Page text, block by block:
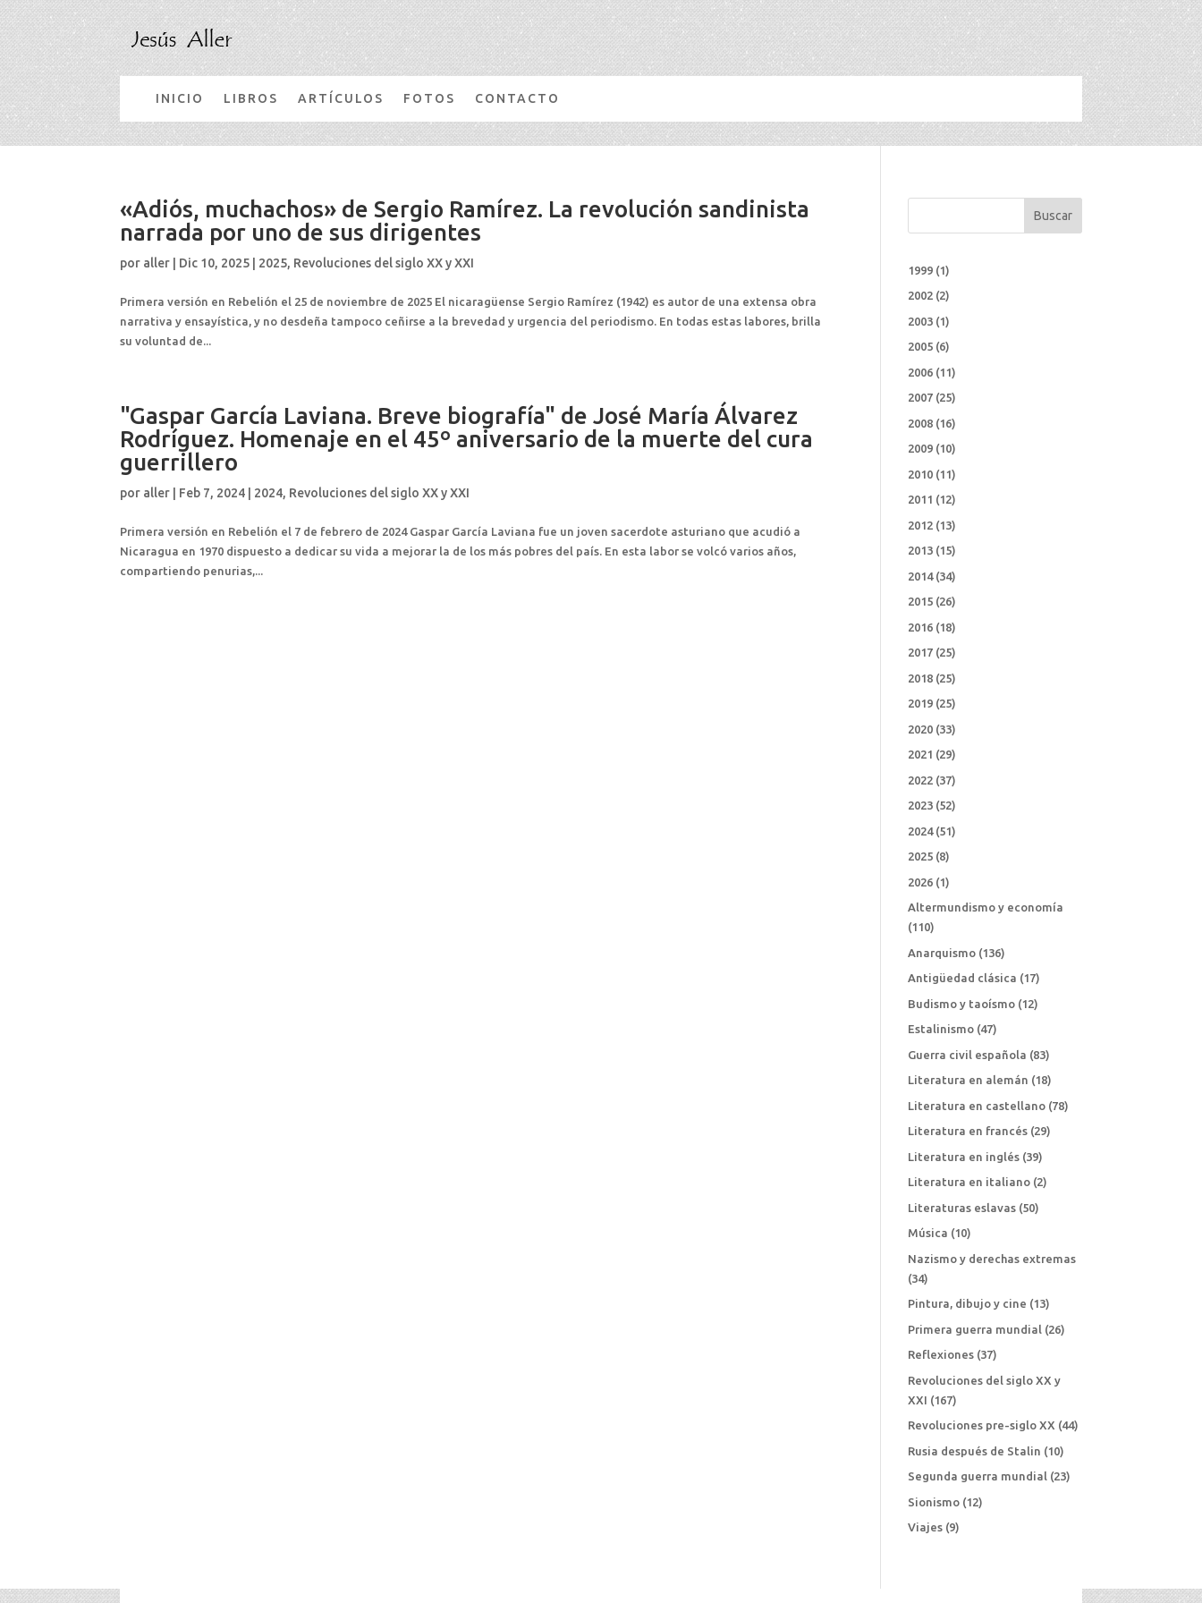
INICIO LIBROS ARTÍCULOS FOTOS CONTACTO
«Adiós, muchachos» de Sergio Ramírez. La revolución sandinista
narrada por uno de sus dirigentes
por aller Dic 10, 2025 2025, Revoluciones del siglo XX y XXI
Primera versión en Rebelión el 25 de noviembre de 2025 El nicaragüense Sergio Ramírez (1942) es autor de una extensa obra
narrativa y ensayística, y no desdeña tampoco ceñirse a la brevedad y urgencia del periodismo. En todas estas labores, brilla
su voluntad de...
"Gaspar García Laviana. Breve biografía" de José María Álvarez
Rodríguez. Homenaje en el 45º aniversario de la muerte del cura
guerrillero
por aller Feb 7, 2024 2024, Revoluciones del siglo XX y XXI
Primera versión en Rebelión el 7 de febrero de 2024 Gaspar García Laviana fue un joven sacerdote asturiano que acudió a
Nicaragua en 1970 dispuesto a dedicar su vida a mejorar la de los más pobres del país. En esta labor se volcó varios años,
compartiendo penurias,...
Buscar
1999 (1)
2002 (2)
2003 (1)
2005 (6)
2006 (11)
2007 (25)
2008 (16)
2009 (10)
2010 (11)
2011 (12)
2012 (13)
2013 (15)
2014(34)
2015 (26)
2016 (18)
2017 (25)
2018 (25)
2019 (25)
2020 (33)
2021 (29)
2022 (37)
2023 (52)
2024(51)
2025 (8)
2026 (1)
Altermundismo y economía
(110)
Anarquismo (136)
Antigüedad clásica (17)
Budismo y taoísmo (12)
Estalinismo (47)
Guerra civil española (83)
Literatura en alemán (18)
Literatura en castellano (78)
Literatura en francés (29)
Literatura en inglés (39)
Literatura en italiano (2)
Literaturas eslavas (50)
Música (10)
Nazismo y derechas extremas
(34)
Pintura, dibujo y cine (13)
Primera guerra mundial (26)
Reflexiones (37)
Revoluciones del siglo XX y
XXI (167)
Revoluciones pre-siglo XX (44)
Rusia después de Stalin (10)
Segunda guerra mundial (23)
Sionismo (12)
Viajes (9)